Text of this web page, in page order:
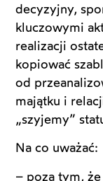
decyzyjny,
kluczowymi
realizacji
kopiować
od
majątku i
„szyjemy”
Na co uważać:
– poza tym,